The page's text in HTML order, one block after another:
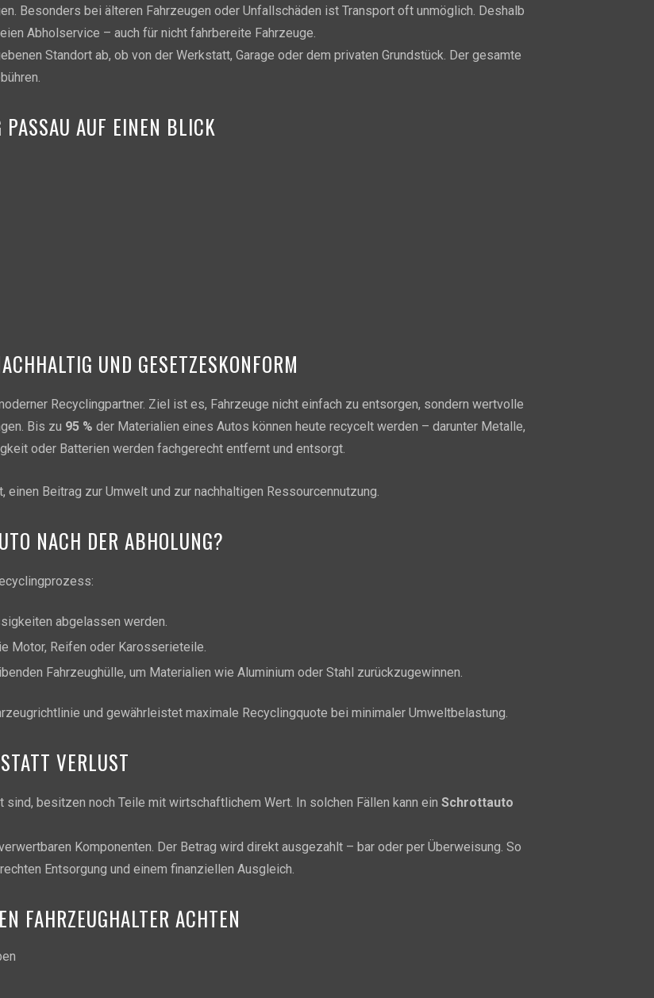
Besonders bei älteren Fahrzeugen oder Unfallschäden ist Transport oft unmöglich. Deshalb
Abholservice – auch für nicht fahrbereite Fahrzeuge.
Standort ab, ob von der Werkstatt, Garage oder dem privaten Grundstück. Der gesamte
PASSAU AUF EINEN BLICK
UND GESETZESKONFORM
Recyclingpartner. Ziel ist es, Fahrzeuge nicht einfach zu entsorgen, sondern wertvolle
Bis zu 95 % der Materialien eines Autos können heute recycelt werden – darunter Metalle,
oder Batterien werden fachgerecht entfernt und entsorgt.
Beitrag zur Umwelt und zur nachhaltigen Ressourcennutzung.
NACH DER ABHOLUNG?
abgelassen werden.
Motor, Reifen oder Karosserieteile.
Fahrzeughülle, um Materialien wie Aluminium oder Stahl zurückzugewinnen.
und gewährleistet maximale Recyclingquote bei minimaler Umweltbelastung.
VERLUST
sind, besitzen noch Teile mit wirtschaftlichem Wert. In solchen Fällen kann ein Schrottauto
Komponenten. Der Betrag wird direkt ausgezahlt – bar oder per Überweisung. So
Entsorgung und einem finanziellen Ausgleich.
FAHRZEUGHALTER ACHTEN